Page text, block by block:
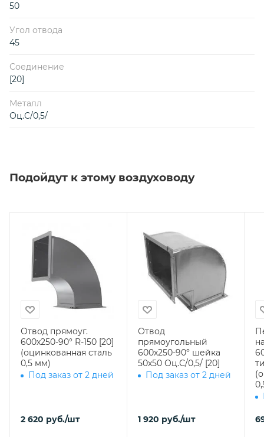
50
Угол отвода
45
Соединение
[20]
Металл
Оц.С/0,5/
Подойдут к этому воздуховоду
Отвод прямоуг.
600х250-90° R-150 [20]
(оцинкованная сталь
0,5 мм)
Под заказ от 2 дней
2 620 руб./шт
Отвод
прямоугольный
600х250-90° шейка
50х50 Оц.С/0,5/ [20]
Под заказ от 2 дней
1 920 руб./шт